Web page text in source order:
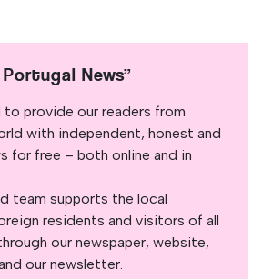
News”
to provide our readers from
with independent, honest and
for free – both online and in
team supports the local
residents and visitors of all
our newspaper, website,
our newsletter.